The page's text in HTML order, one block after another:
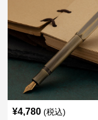
¥4,780 (税込)